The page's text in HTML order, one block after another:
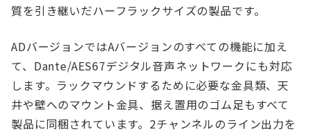
質を引き継いだハーフラックサイズの製品です。
ADバージョンではAバージョンのすべての機能に加え
て、Dante/AES67デジタル音声ネットワークにも対応
します。ラックマウンドするために必要な金具類、天
井や壁へのマウント金具、据え置用のゴム足もすべて
製品に同梱されています。2チャンネルのライン出力を